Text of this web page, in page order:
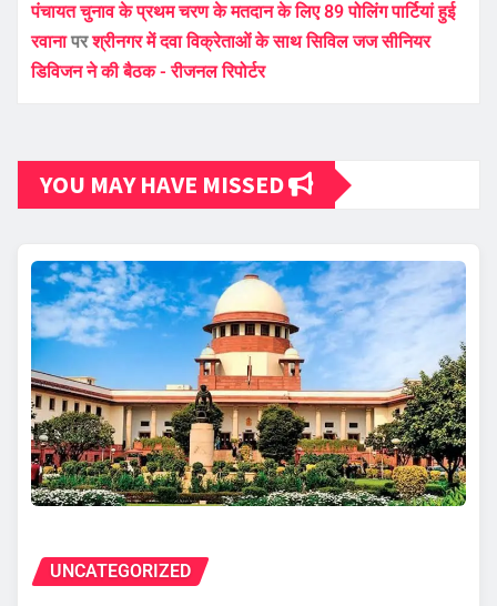
पंचायत चुनाव के प्रथम चरण के मतदान के लिए 89 पोलिंग पार्टियां हुई
रवानापरश्रीनगर में दवा विक्रेताओं के साथ सिविल जज सीनियर
डिविजन ने की बैठक - रीजनल रिपोर्टर
YOU MAY HAVE MISSED
UNCATEGORIZED